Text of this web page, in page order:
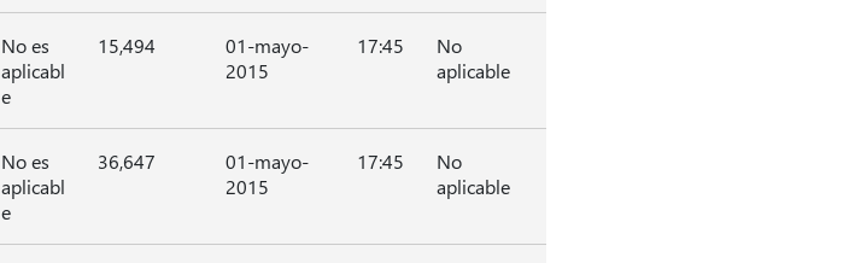
No es
aplicabl
e
15,494
01-mayo-
2015
17:45
No
aplicable
No es
aplicabl
e
36,647
01-mayo-
2015
17:45
No
aplicable